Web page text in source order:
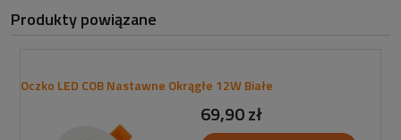
Produkty powiązane
Oczko LED COB Nastawne Okrągłe 12W Białe
69,90 zł